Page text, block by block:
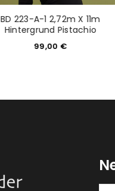
BD 223-A-1 2,72m X 11m
Hintergrund Pistachio
99,00 €